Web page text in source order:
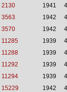
2130 1941
3563 1942
3570 1942
11285 1939
11288 1939
11292 1939
11294 1939
15229 1942